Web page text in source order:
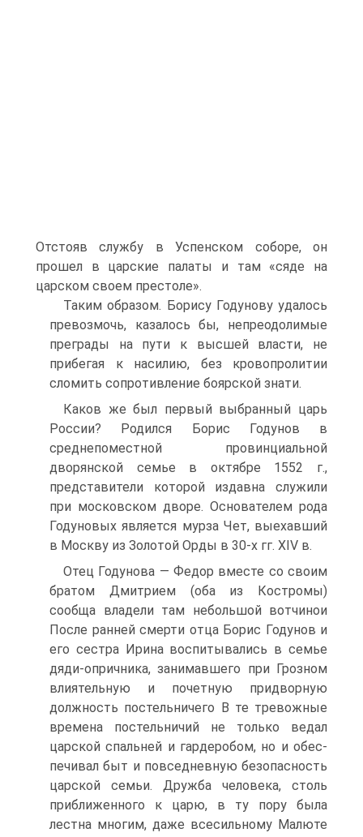
Отстояв службу в Успенском соборе, он
прошел в царские палаты и там «сяде на
царском своем престоле».
Таким образом. Борису Годунову удалось
превозмочь, казалось бы, непреодолимые
преграды на пути к высшей власти, не
прибегая к на­силию, без кровопролитии
сломить сопротивление боярской знати.
Каков же был первый выбранный царь
России? Родился Борис Го­дунов в
среднепоместной провинциальной
дворянской семье в октябре 1552 г.,
представители которой издавна служили
при московском дворе. Основателем рода
Годуновых является мурза Чет, выехавший
в Москву из Золотой Орды в 30-х гг. XIV в.
Отец Годунова — Федор вместе со своим
братом Дмитрием (оба из Костромы)
сообща владели там небольшой вотчинои
После ранней смерти отца Борис Годунов и
его сестра Ирина воспитывались в семье
дяди-опричника, занимавшего при Грозном
влиятельную и почетную придворную
должность постельничего В те тревожные
времена по­стельничий не только ведал
царской спальней и гардеробом, но и обес­
печивал быт и повседневную безопасность
царской семьи. Дружба че­ловека, столь
приближенного к царю, в ту пору была
лестна многим, даже всесильному Малюте